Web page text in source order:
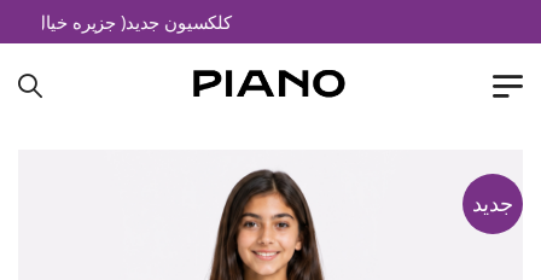
کلکسیون جدید( جزیره خیال)
جدید